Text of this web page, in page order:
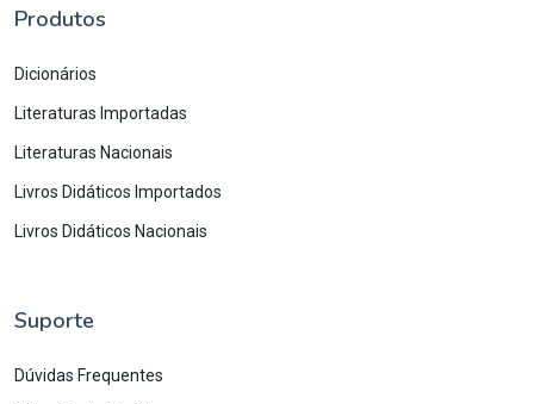
Produtos
Dicionários
Literaturas Importadas
Literaturas Nacionais
Livros Didáticos Importados
Livros Didáticos Nacionais
Suporte
Dúvidas Frequentes